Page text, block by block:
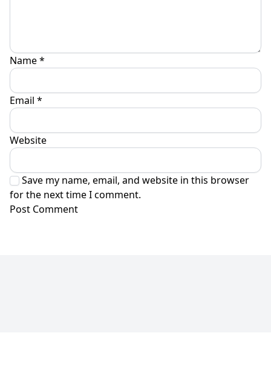
Name*
Email *
Website
Save my name, email, and website in this browser
for the next time I comment.